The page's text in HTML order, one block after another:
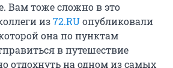
Вам тоже сложно в это
из72.RUопубликовали
она по пунктам
в путешествие
отдохнуть на одном из самых